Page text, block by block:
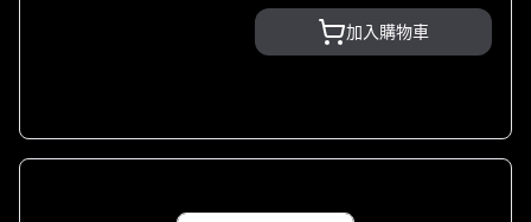
加入購物車